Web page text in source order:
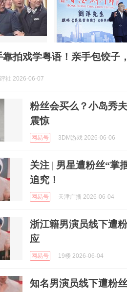
拍戏学粤语！亲手包饺子
社 2026-06-07
粉丝会买么？小岛秀
震惊
网易号 3DM游戏 2026-06-06
关注 | 男星遭粉丝“掌
追究！
网易号 天津广播 2026-06-04
浙江籍男演员线下遭
应
网易号 19楼 2026-06-04
知名男演员线下遭粉